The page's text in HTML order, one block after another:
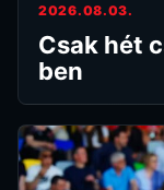
2026.08.03.
Csak hét
ben